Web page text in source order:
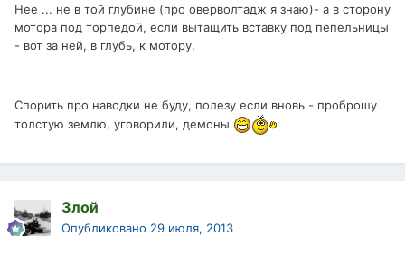
Нее ... не в той глубине (про оверволтадж я знаю)- а в сторону
мотора под торпедой, если вытащить вставку под пепельницы
- вот за ней, в глубь, к мотору.
Спорить про наводки не буду, полезу если вновь - проброшу
толстую землю, уговорили, демоны
Злой
Опубликовано 29 июля, 2013